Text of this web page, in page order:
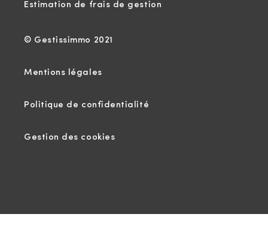
Estimation de frais de gestion
© Gestissimmo 2021
Mentions légales
Politique de confidentialité
Gestion des cookies